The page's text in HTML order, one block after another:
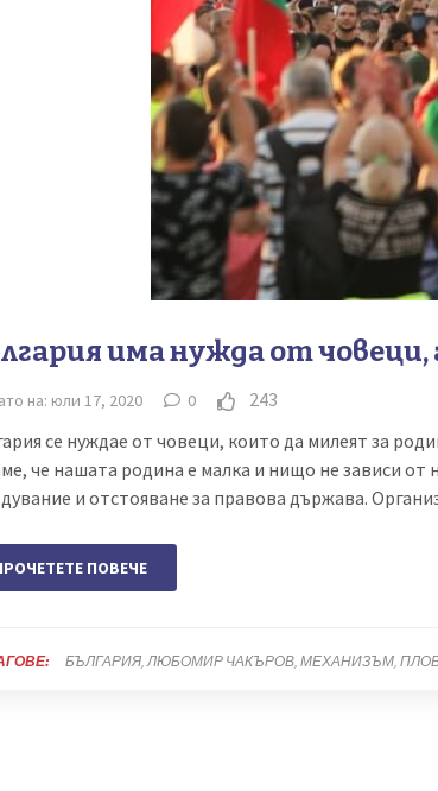
има нужда от
на: юли 17, 2020 0
243
се нуждае от човеци, които да милеят за
че нашата родина е малка и нищо не зависи от
и отстояване за правова държава.
ПОВЕЧЕ
БЪЛГАРИЯ ЛЮБОМИР ЧАКЪРОВ МЕХАНИЗЪМ